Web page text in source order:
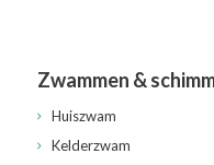
Zwammen &
Huiszwam
Kelderzwam